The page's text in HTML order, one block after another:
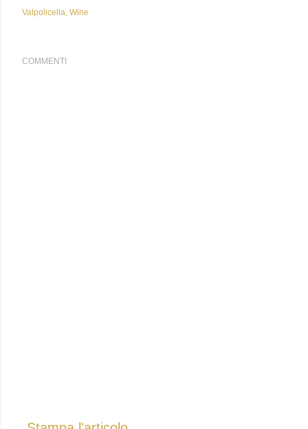
Valpolicella Wine
COMMENTI